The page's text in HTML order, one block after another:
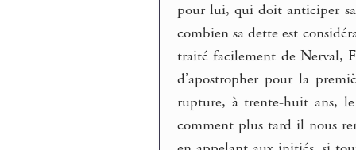
pour lui, qui doit anticiper
combien sa dette est
traité facilement de Nerval,
d’apostropher pour la
rupture, à trente-huit ans,
comment plus tard il nous